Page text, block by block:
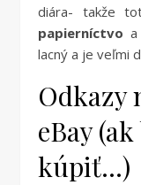
diára- takže
papierníctvo
lacný a je veľmi
Odkazy
eBay
kúpiť…)